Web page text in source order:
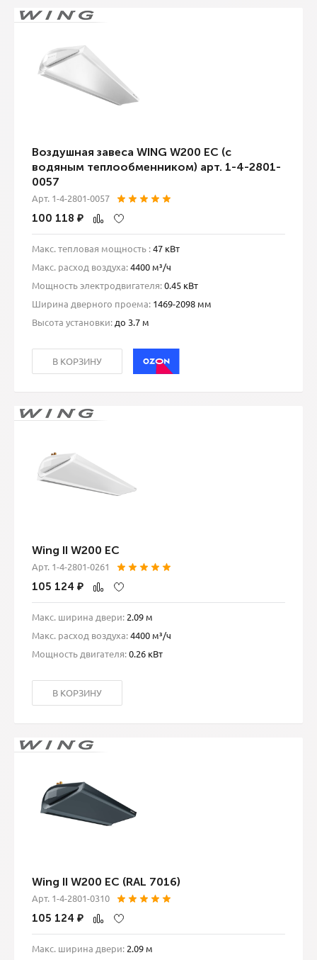
Воздушная завеса WING W200 EC (с
водяным теплообменником) арт. 1-4-2801-
0057
Арт. 1-4-2801-0057
100 118 ₽
Макс. тепловая мощность :47 кВт
Макс. расход воздуха:4400 м³/ч
Мощность электродвигателя:0.45 кВт
Ширина дверного проема: 1469-2098 мм
Высота установки: до 3.7 м
В КОРЗИНУ
Wing II W200 EC
Арт. 1-4-2801-0261
105 124 ₽
Макс. ширина двери: 2.09 м
Макс. расход воздуха:4400 м³/ч
Мощность двигателя:0.26 кВт
В КОРЗИНУ
Wing II W200 EC (RAL 7016)
Арт. 1-4-2801-0310
105 124 ₽
Макс. ширина двери: 2.09 м